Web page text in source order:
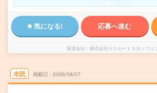
気になる! 応募へ進む
派遣会社 株式会社リクルートスタッフィ
未読 掲載日 2026/08/07